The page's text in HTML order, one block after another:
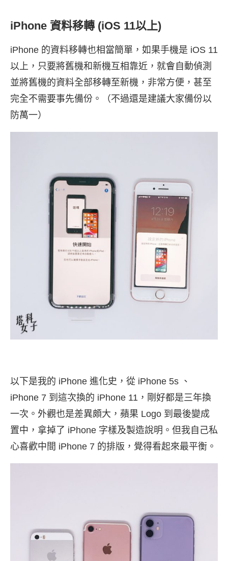
iPhone 資料移轉 (iOS 11以上)
iPhone 的資料移轉也相當簡單，如果手機是 iOS 11
以上，只要將舊機和新機互相靠近，就會自動偵測
並將舊機的資料全部移轉至新機，非常方便，甚至
完全不需要事先備份。（不過還是建議大家備份以
防萬一）
以下是我的 iPhone 進化史，從 iPhone 5s 、
iPhone 7 到這次換的 iPhone 11，剛好都是三年換
一次。外觀也是差異頗大，蘋果 Logo 到最後變成
置中，拿掉了 iPhone 字樣及製造說明。但我自己私
心喜歡中間 iPhone 7 的排版，覺得看起來最平衡。